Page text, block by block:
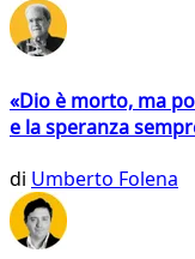
«Dio è morto, ma
e la speranza
di Umberto Folena